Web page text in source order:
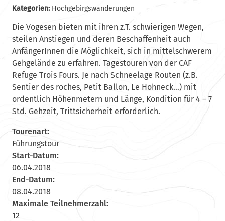
Kategorien: Hochgebirgswanderungen
Die Vogesen bieten mit ihren z.T. schwierigen Wegen,
steilen Anstiegen und deren Beschaffenheit auch
AnfängerInnen die Möglichkeit, sich in mittelschwerem
Gehgelände zu erfahren. Tagestouren von der CAF
Refuge Trois Fours. Je nach Schneelage Routen (z.B.
Sentier des roches, Petit Ballon, Le Hohneck…) mit
ordentlich Höhenmetern und Länge, Kondition für 4 – 7
Std. Gehzeit, Trittsicherheit erforderlich.
Tourenart:
Führungstour
Start-Datum:
06.04.2018
End-Datum:
08.04.2018
Maximale Teilnehmerzahl:
12